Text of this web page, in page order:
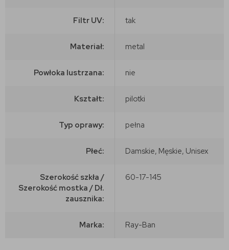
Filtr UV: tak
Materiał: metal
Powłoka lustrzana: nie
Kształt: pilotki
Typ oprawy: pełna
Płeć: Damskie, Męskie, Unisex
Szerokość szkła /
Szerokość mostka / Dł.
zausznika:
60-17-145
Marka: Ray-Ban